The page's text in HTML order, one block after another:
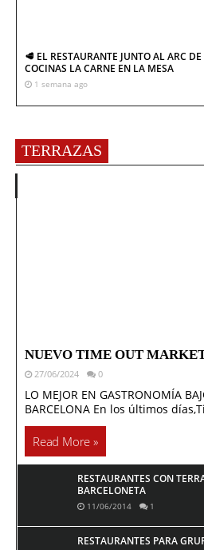
🥩 EL RESTAURANTE JUNTO AL ARC
COCINAS LA CARNE EN LA MESA
1 semana ago
TERRAZAS
NUEVO TIME OUT
27/06/2024 0
LO MEJOR EN GASTRONOMÍA
BARCELONA En los últimos
Read More »
RESTAURANTES CON
BARCELONETA
11/06/2014 1
RESTAURANTES PARA